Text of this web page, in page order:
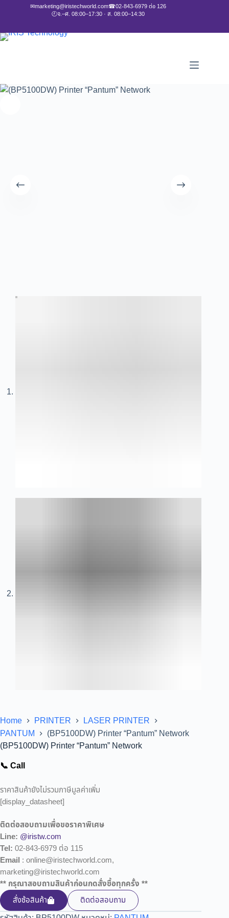
✉marketing@iristechworld.com☎02-843-6979 ต่อ 126
🕘จ.–ศ. 08:00–17:30 · ส. 08:00–14:30
Home PRINTER
LASER PRINTER
PANTUM
(BP5100DW) Printer “Pantum” Network
(BP5100DW) Printer “Pantum” Network
📞 Call
ราคาสินค้ายังไม่รวมภาษีมูลค่าเพิ่ม
[display_datasheet]
ติดต่อสอบถามเพื่อขอราคาพิเศษ
Line: @iristw.com
Tel: 02-843-6979 ต่อ 115
Email : online@iristechworld.com,
marketing@iristechworld.com
** กรุณาสอบถามสินค้าก่อนกดสั่งซื้อทุกครั้ง **
สั่งซ้อสินค้า
ติดต่อสอบถาม